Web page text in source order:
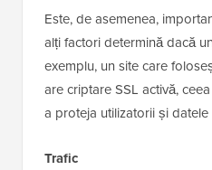
Este, de asemenea,
alți factori determină dacă
exemplu, un site care
are criptare SSL activă,
a proteja utilizatorii și datele
Trafic